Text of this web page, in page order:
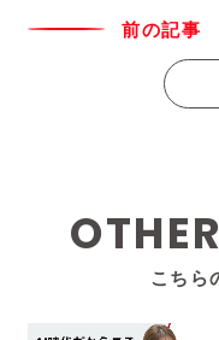
前の記事
こちら